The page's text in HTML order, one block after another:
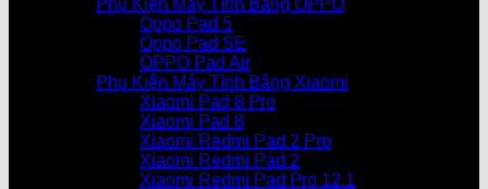
Phụ Kiện Máy Tính Bảng OPPO
Oppo Pad 5
Oppo Pad SE
OPPO Pad Air
Phụ Kiện Máy Tính Bảng Xiaomi
Xiaomi Pad 8 Pro
Xiaomi Pad 8
Xiaomi Redmi Pad 2 Pro
Xiaomi Redmi Pad 2
Xiaomi Redmi Pad Pro 12.1